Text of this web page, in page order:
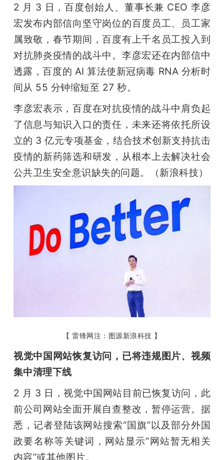
2 月 3 日，百度创始人、董事长兼 CEO 李彦
宏发布内部信向坚守岗位的百度员工、员工家
属致敬，春节期间，百度有上千名员工投入到
对抗肺炎疫情的战斗中。李彦宏还在内部信中
透露，百度的 AI 算法使新冠病毒 RNA 分析时
间从 55 分钟缩短至 27 秒。
李彦宏表示，百度在对抗疫情的战斗中肩负起
了信息与知识入口的责任，未来还将依托所设
立的 3 亿元专项基金，结合技术创新支持抗击
疫情的新药筛选和研发，从根本上去解决社会
公共卫生安全意识缺失的问题。（新浪科技）
【 雷锋网注：图源新浪科技 】
视觉中国网站恢复访问，已将违规图片、视频
集中清理下线
2 月 3 日，视觉中国网站目前已恢复访问，此
前公司网站全面开展自查整改，暂停运营。据
悉，记者登陆该网站搜索“国旗”以及部分外国
政要名称等关键词，网站显示“网站暂无相关
内容”或其他图片。